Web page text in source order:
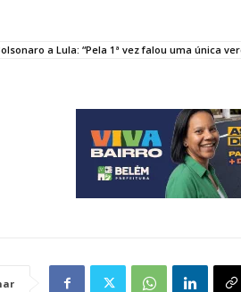
a Lula: “Pela 1ª vez falou uma única